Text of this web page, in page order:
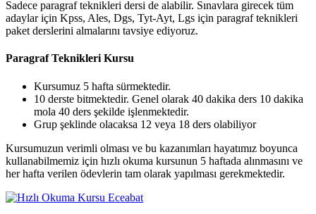
Sadece paragraf teknikleri dersi de alabilir. Sınavlara girecek tüm
adaylar için Kpss, Ales, Dgs, Tyt-Ayt, Lgs için paragraf teknikleri
paket derslerini almalarını tavsiye ediyoruz.
Paragraf Teknikleri Kursu
Kursumuz 5 hafta sürmektedir.
10 derste bitmektedir. Genel olarak 40 dakika ders 10 dakika
mola 40 ders şekilde işlenmektedir.
Grup şeklinde olacaksa 12 veya 18 ders olabiliyor
Kursumuzun verimli olması ve bu kazanımları hayatımız boyunca
kullanabilmemiz için hızlı okuma kursunun 5 haftada alınmasını ve
her hafta verilen ödevlerin tam olarak yapılması gerekmektedir.